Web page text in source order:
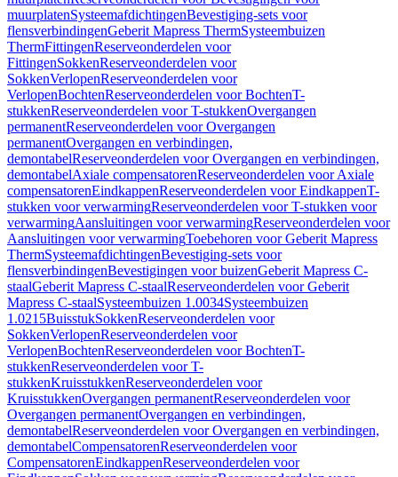
muurplatenSysteemafdichtingenBevestiging-sets voor
flensverbindingenGeberit Mapress ThermSysteembuizen
ThermFittingenReserveonderdelen voor
FittingenSokkenReserveonderdelen voor
SokkenVerlopenReserveonderdelen voor
VerlopenBochtenReserveonderdelen voor BochtenT-
stukkenReserveonderdelen voor T-stukkenOvergangen
permanentReserveonderdelen voor Overgangen
permanentOvergangen en verbindingen,
demontabelReserveonderdelen voor Overgangen en verbindingen,
demontabelAxiale compensatorenReserveonderdelen voor Axiale
compensatorenEindkappenReserveonderdelen voor EindkappenT-
stukken voor verwarmingReserveonderdelen voor T-stukken voor
verwarmingAansluitingen voor verwarmingReserveonderdelen voor
Aansluitingen voor verwarmingToebehoren voor Geberit Mapress
ThermSysteemafdichtingenBevestiging-sets voor
flensverbindingenBevestigingen voor buizenGeberit Mapress C-
staalGeberit Mapress C-staalReserveonderdelen voor Geberit
Mapress C-staalSysteembuizen 1.0034Systeembuizen
1.0215BuisstukSokkenReserveonderdelen voor
SokkenVerlopenReserveonderdelen voor
VerlopenBochtenReserveonderdelen voor BochtenT-
stukkenReserveonderdelen voor T-
stukkenKruisstukkenReserveonderdelen voor
KruisstukkenOvergangen permanentReserveonderdelen voor
Overgangen permanentOvergangen en verbindingen,
demontabelReserveonderdelen voor Overgangen en verbindingen,
demontabelCompensatorenReserveonderdelen voor
CompensatorenEindkappenReserveonderdelen voor